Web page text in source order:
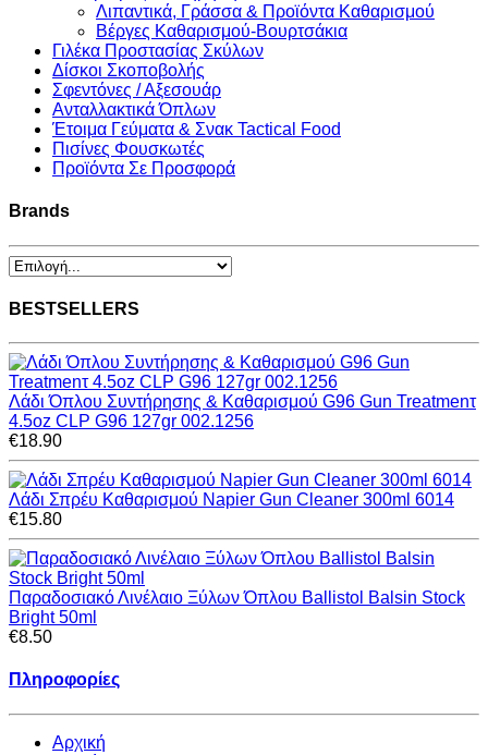
Λιπαντικά, Γράσσα & Προϊόντα Καθαρισμού
Βέργες Καθαρισμού-Βουρτσάκια
Γιλέκα Προστασίας Σκύλων
Δίσκοι Σκοποβολής
Σφεντόνες / Αξεσουάρ
Ανταλλακτικά Όπλων
Έτοιμα Γεύματα & Σνακ Tactical Food
Πισίνες Φουσκωτές
Προϊόντα Σε Προσφορά
Brands
BESTSELLERS
Λάδι Όπλου Συντήρησης & Καθαρισμού G96 Gun Treatmenτ
4.5oz CLP G96 127gr 002.1256
€18.90
Λάδι Σπρέυ Καθαρισμού Napier Gun Cleaner 300ml 6014
€15.80
Παραδοσιακό Λινέλαιο Ξύλων Όπλου Ballistol Balsin Stock
Bright 50ml
€8.50
Πληροφορίες
Αρχική